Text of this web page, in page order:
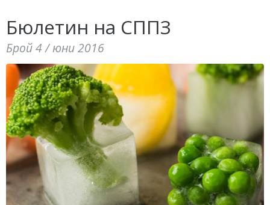
Бюлетин на СППЗ
Брой 4 / юни 2016